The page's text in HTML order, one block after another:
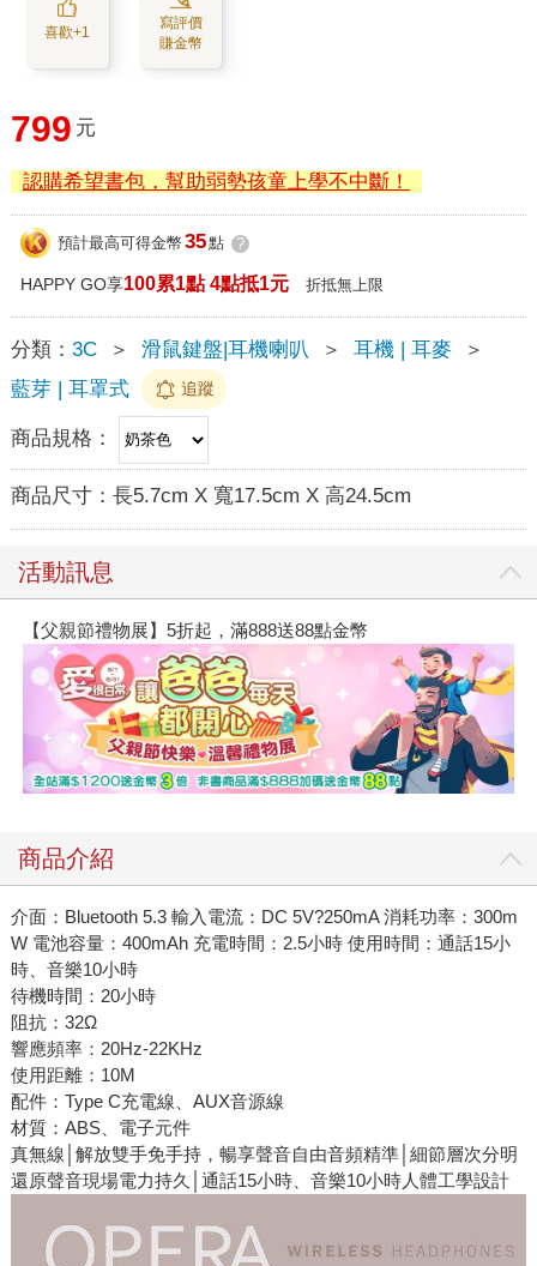
喜歡+1
寫評價
賺金幣
799 元
認購希望書包，幫助弱勢孩童上學不中斷！
預計最高可得金幣 35點 ?
HAPPY GO享100累1點 4點抵1元 折抵無上限
分類： 3C ＞ 滑鼠鍵盤|耳機喇叭 ＞ 耳機 | 耳麥
＞
藍芽 | 耳罩式
追蹤
商品規格：
商品尺寸： 長5.7cm X 寬17.5cm X 高24.5cm
活動訊息
【父親節禮物展】5折起，滿888送88點金幣
商品介紹
介面：Bluetooth 5.3 輸入電流：DC 5V?250mA 消耗功率：300m
W 電池容量：400mAh 充電時間：2.5小時 使用時間：通話15小
時、音樂10小時
待機時間：20小時
阻抗：32Ω
響應頻率：20Hz-22KHz
使用距離：10M
配件：Type C充電線、AUX音源線
材質：ABS、電子元件
真無線│解放雙手免手持，暢享聲音自由音頻精準│細節層次分明
還原聲音現場電力持久│通話15小時、音樂10小時人體工學設計